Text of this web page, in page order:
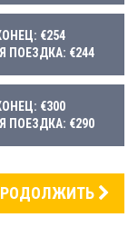
€254
ПОЕЗДКА: €244
€300
ПОЕЗДКА: €290